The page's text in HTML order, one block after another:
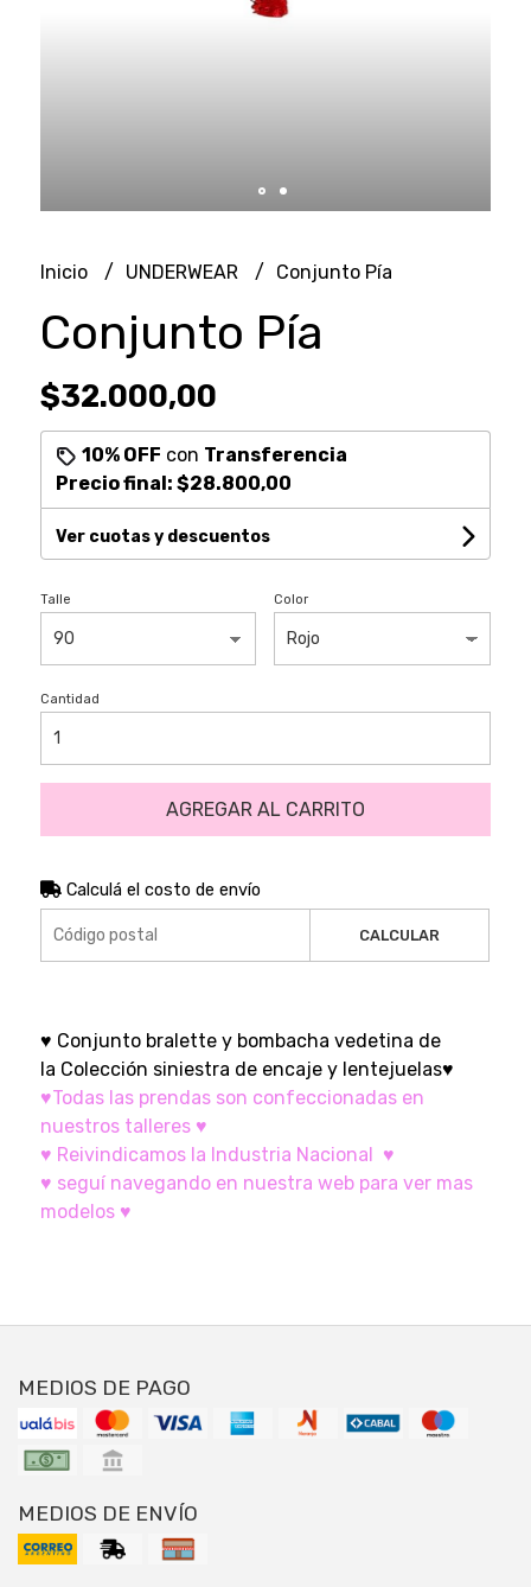
Inicio UNDERWEAR Conjunto Pía
Conjunto Pía
$32.000,00
10% OFF con Transferencia
Precio final: $28.800,00
Ver cuotas y descuentos
Talle Color
Cantidad
AGREGAR AL CARRITO
Calculá el costo de envío
CALCULAR
♥ Conjunto bralette y bombacha vedetina de
la Colección siniestra de encaje y lentejuelas♥
♥Todas las prendas son confeccionadas en
nuestros talleres ♥
♥ Reivindicamos la Industria Nacional ♥
♥ seguí navegando en nuestra web para ver mas
modelos ♥
MEDIOS DE PAGO
MEDIOS DE ENVÍO